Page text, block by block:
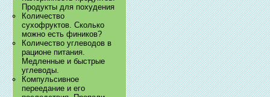
Продукты для похудения
Количество
сухофруктов. Сколько
можно есть фиников?
Количество углеводов в
рационе питания.
Медленные и быстрые
углеводы.
Компульсивное
переедание и его